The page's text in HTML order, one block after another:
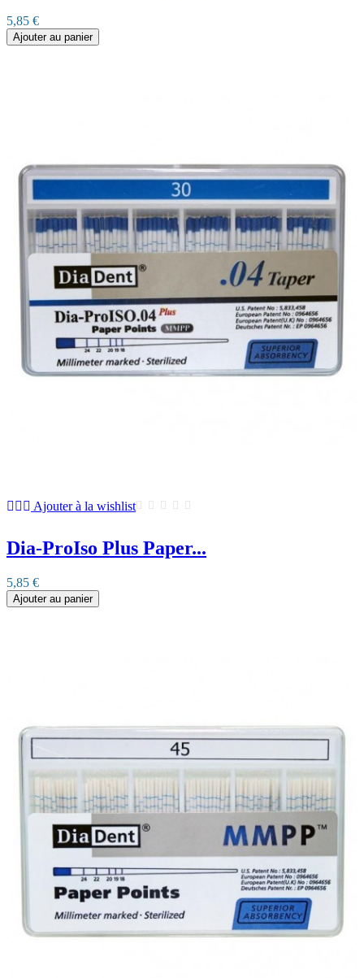
5,85 €
Ajouter au panier
Ajouter à la wishlist
Dia-ProIso Plus Paper...
5,85 €
Ajouter au panier